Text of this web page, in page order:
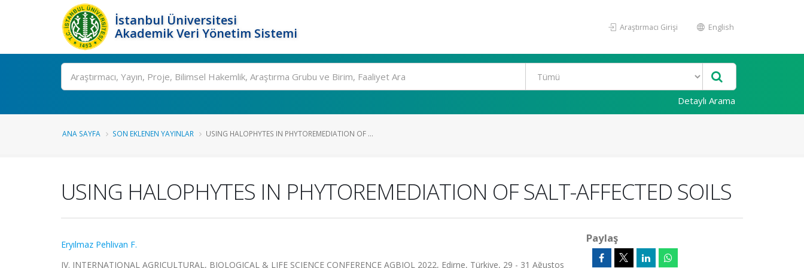
İstanbul Üniversitesi
Akademik Veri Yönetim Sistemi
Araştırmacı Girişi English
Ara
Detaylı Arama
ANA SAYFA SON EKLENEN YAYINLAR USING HALOPHYTES IN PHYTOREMEDIATION OF ...
USING HALOPHYTES IN PHYTOREMEDIATION OF SALT-AFFECTED SOILS
Eryılmaz Pehlivan F.
IV. INTERNATIONAL AGRICULTURAL, BIOLOGICAL & LIFE SCIENCE CONFERENCE AGBIOL 2022, Edirne, Türkiye, 29 - 31 Ağustos
Paylaş